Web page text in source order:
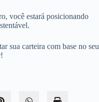
você estará posicionando
sua carteira com base no seu